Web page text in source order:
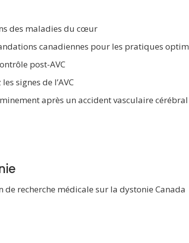
des maladies du cœur
canadiennes pour les pratiques
post-AVC
signes de l’AVC
après un accident vasculaire cérébral
de recherche médicale sur la dystonie Canada